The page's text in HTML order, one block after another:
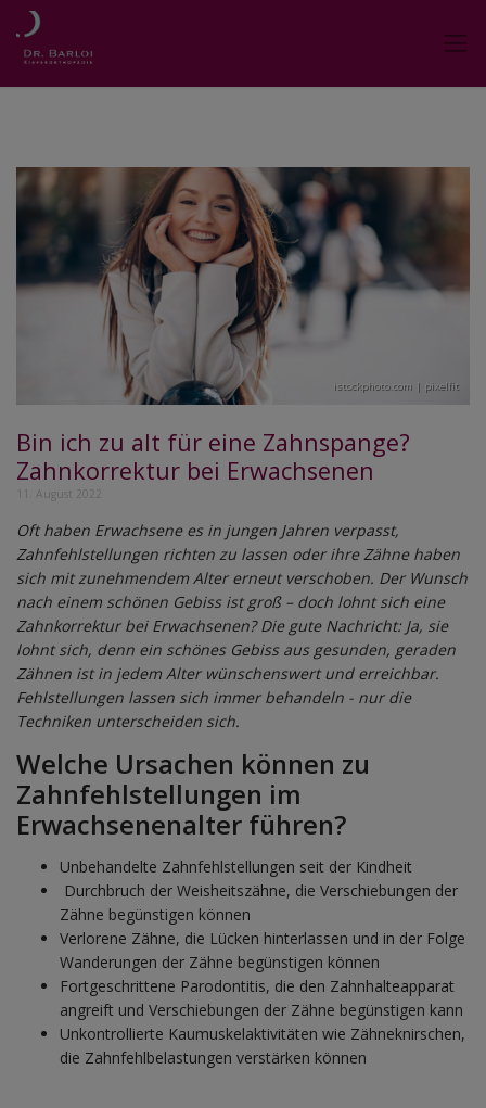
istockphoto.com | pixelfit
Bin ich zu alt für eine Zahnspange?
Zahnkorrektur bei Erwachsenen
11. August 2022
Oft haben Erwachsene es in jungen Jahren verpasst,
Zahnfehlstellungen richten zu lassen oder ihre Zähne haben
sich mit zunehmendem Alter erneut verschoben. Der Wunsch
nach einem schönen Gebiss ist groß – doch lohnt sich eine
Zahnkorrektur bei Erwachsenen? Die gute Nachricht: Ja, sie
lohnt sich, denn ein schönes Gebiss aus gesunden, geraden
Zähnen ist in jedem Alter wünschenswert und erreichbar.
Fehlstellungen lassen sich immer behandeln - nur die
Techniken unterscheiden sich.
Welche Ursachen können zu
Zahnfehlstellungen im
Erwachsenenalter führen?
Unbehandelte Zahnfehlstellungen seit der Kindheit
Durchbruch der Weisheitszähne, die Verschiebungen der
Zähne begünstigen können
Verlorene Zähne, die Lücken hinterlassen und in der Folge
Wanderungen der Zähne begünstigen können
Fortgeschrittene Parodontitis, die den Zahnhalteapparat
angreift und Verschiebungen der Zähne begünstigen kann
Unkontrollierte Kaumuskelaktivitäten wie Zähneknirschen,
die Zahnfehlbelastungen verstärken können